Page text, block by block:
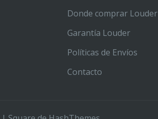
Donde comprar Louder
Garantía Louder
Políticas de Envíos
Contacto